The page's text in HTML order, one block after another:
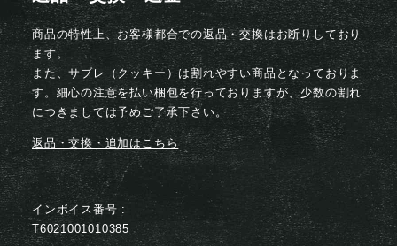
商品の特性上、お客様都合での返品・交換はお断りしており
ます。
また、サブレ（クッキー）は割れやすい商品となっておりま
す。細心の注意を払い梱包を行っておりますが、少数の割れ
につきましては予めご了承下さい。
返品・交換・追加はこちら
インボイス番号 :
T6021001010385